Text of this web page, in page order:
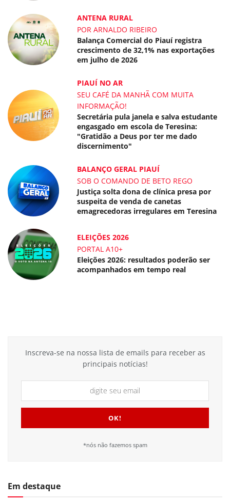
ANTENA RURAL
POR ARNALDO RIBEIRO
Balança Comercial do Piauí registra
crescimento de 32,1% nas exportações
em julho de 2026
PIAUÍ NO AR
SEU CAFÉ DA MANHÃ COM MUITA
INFORMAÇÃO!
Secretária pula janela e salva estudante
engasgado em escola de Teresina:
"Gratidão a Deus por ter me dado
discernimento"
BALANÇO GERAL PIAUÍ
SOB O COMANDO DE BETO REGO
Justiça solta dona de clínica presa por
suspeita de venda de canetas
emagrecedoras irregulares em Teresina
ELEIÇÕES 2026
PORTAL A10+
Eleições 2026: resultados poderão ser
acompanhados em tempo real
Inscreva-se na nossa lista de emails para receber as
principais notícias!
*nós não fazemos spam
Em destaque